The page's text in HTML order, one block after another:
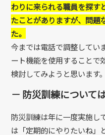
わりに来られる職員を探す
たことがありますが、問題
た。
今までは電話で調整してい
ート機能を使用することで
検討してみようと思います。
－ 防災訓練について
防災訓練は年に一度実施し
は「定期的にやりたいね」